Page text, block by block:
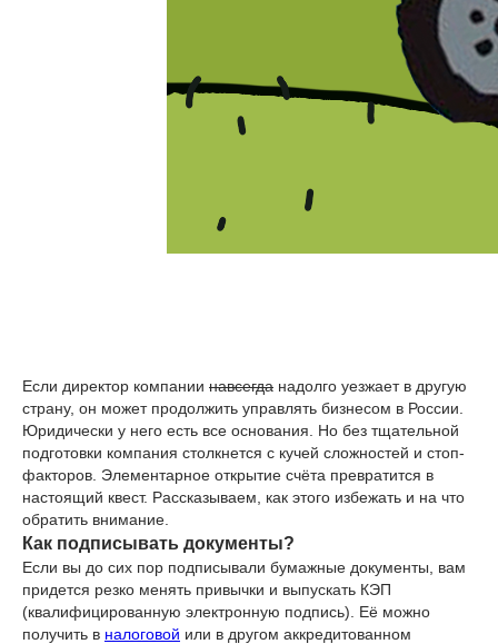
Если директор компании навсегда надолго уезжает в другую
страну, он может продолжить управлять бизнесом в России.
Юридически у него есть все основания. Но без тщательной
подготовки компания столкнется с кучей сложностей и стоп-
факторов. Элементарное открытие счёта превратится в
настоящий квест. Рассказываем, как этого избежать и на что
обратить внимание.
Как подписывать документы?
Если вы до сих пор подписывали бумажные документы, вам
придется резко менять привычки и выпускать КЭП
(квалифицированную электронную подпись). Её можно
получить в налоговой или в другом аккредитованном